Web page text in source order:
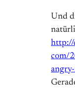
Und
http://
com/